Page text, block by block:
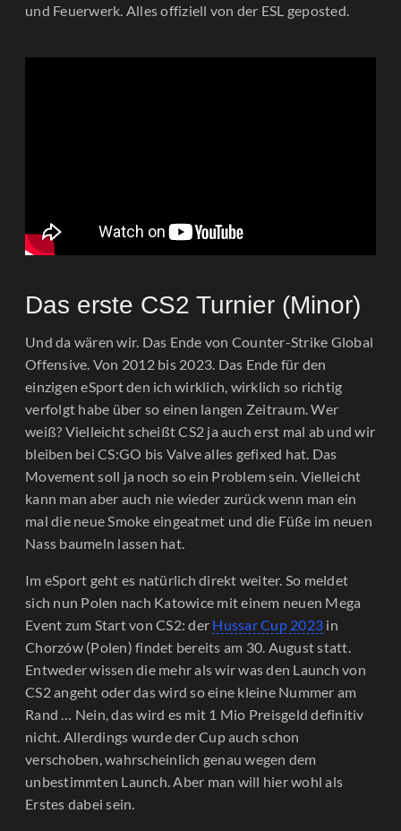
und Feuerwerk. Alles offiziell von der ESL geposted.
Das erste CS2 Turnier (Minor)
Und da wären wir. Das Ende von Counter-Strike Global
Offensive. Von 2012 bis 2023. Das Ende für den
einzigen eSport den ich wirklich, wirklich so richtig
verfolgt habe über so einen langen Zeitraum. Wer
weiß? Vielleicht scheißt CS2 ja auch erst mal ab und wir
bleiben bei CS:GO bis Valve alles gefixed hat. Das
Movement soll ja noch so ein Problem sein. Vielleicht
kann man aber auch nie wieder zurück wenn man ein
mal die neue Smoke eingeatmet und die Füße im neuen
Nass baumeln lassen hat.
Im eSport geht es natürlich direkt weiter. So meldet
sich nun Polen nach Katowice mit einem neuen Mega
Event zum Start von CS2: der Hussar Cup 2023 in
Chorzów (Polen) findet bereits am 30. August statt.
Entweder wissen die mehr als wir was den Launch von
CS2 angeht oder das wird so eine kleine Nummer am
Rand … Nein, das wird es mit 1 Mio Preisgeld definitiv
nicht. Allerdings wurde der Cup auch schon
verschoben, wahrscheinlich genau wegen dem
unbestimmten Launch. Aber man will hier wohl als
Erstes dabei sein.